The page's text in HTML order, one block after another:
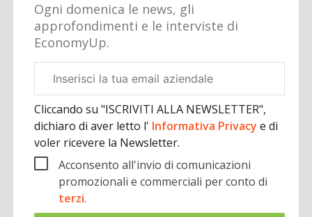
Ogni domenica le news, gli
approfondimenti e le interviste di
EconomyUp.
aziendale
Cliccando su "ISCRIVITI ALLA NEWSLETTER",
dichiaro di aver letto l' Informativa Privacye di
voler ricevere la Newsletter.
Acconsento all'invio di comunicazioni
promozionali e commerciali per conto di
terzi.